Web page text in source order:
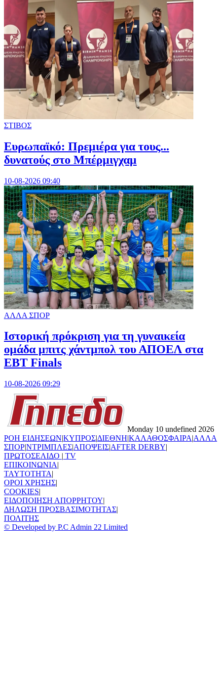
ΣΤΙΒΟΣ
Ευρωπαϊκό: Πρεμιέρα για τους...
δυνατούς στο Μπέρμιγχαμ
10-08-2026 09:40
ΑΛΛΑ ΣΠΟΡ
Ιστορική πρόκριση για τη γυναικεία
ομάδα μπιτς χάντμπολ του ΑΠΟΕΛ στα
EBT Finals
10-08-2026 09:29
Monday 10 undefined 2026
ΡΟΗ ΕΙΔΗΣΕΩΝ|ΚΥΠΡΟΣ|ΔΙΕΘΝΗ|ΚΑΛΑΘΟΣΦΑΙΡΑ|ΑΛΛΑ
ΣΠΟΡ|ΝΤΡΙΜΠΛΕΣ|ΑΠΟΨΕΙΣ|AFTER DERBY|
ΠΡΩΤΟΣΕΛΙΔΟ | TV
ΕΠΙΚΟΙΝΩΝΙΑ|
TAYTOTHTA|
ΟΡΟΙ ΧΡΗΣΗΣ|
COOKIES|
ΕΙΔΟΠΟΙΗΣΗ ΑΠΟΡΡΗΤΟΥ|
ΔΗΛΩΣΗ ΠΡΟΣΒΑΣΙΜΟΤΗΤΑΣ|
ΠΟΛΙΤΗΣ
© Developed by P.C Admin 22 Limited